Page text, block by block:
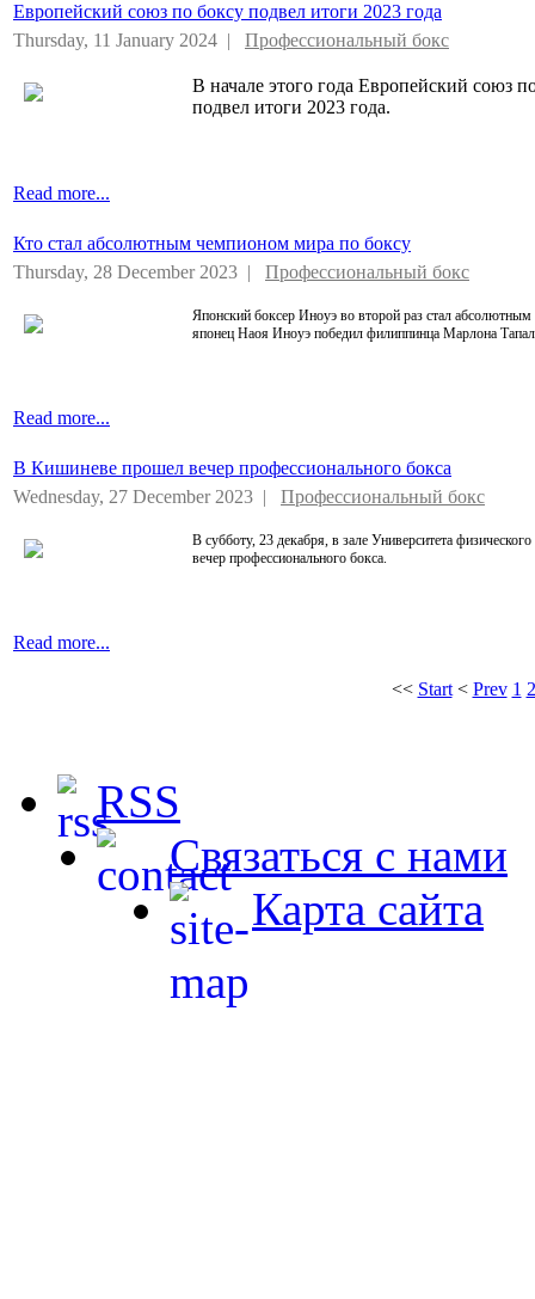
Европейский союз по боксу подвел итоги 2023 года
Thursday, 11 January 2024 | Профессиональный бокс
В начале этого года Европейский союз
подвел итоги 2023 года.
Read more...
Кто стал абсолютным чемпионом мира по боксу
Thursday, 28 December 2023 | Профессиональный бокс
Японский боксер Иноуэ во второй раз стал
японец Наоя Иноуэ победил филиппинца Марлона
Read more...
В Кишиневе прошел вечер профессионального бокса
Wednesday, 27 December 2023 | Профессиональный бокс
В субботу, 23 декабря, в зале Университета
вечер профессионального бокса.
Read more...
<< Start< Prev 1 2
RSS
Связаться с нами
Карта сайта